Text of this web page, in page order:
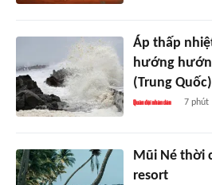
Áp thấp
hướng
(Trung Quốc)
7 phút
Mũi Né thời
resort